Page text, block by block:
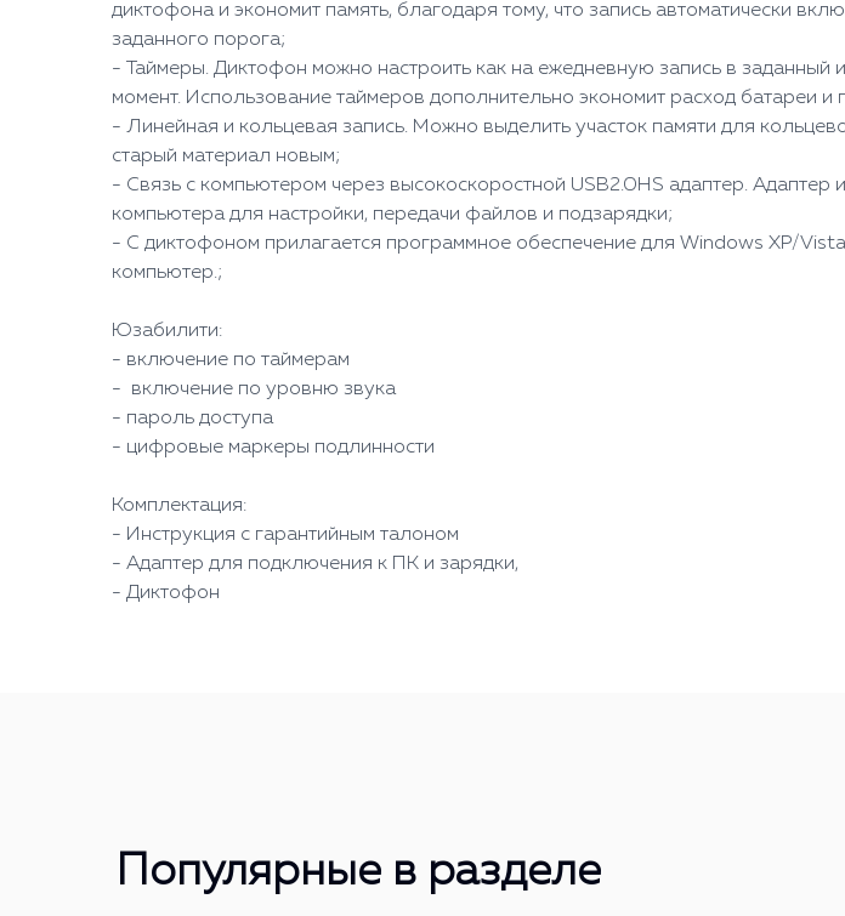
диктофона и экономит память, благодаря тому, что запись автоматически
заданного порога;
- Таймеры. Диктофон можно настроить как на ежедневную запись в заданный
момент. Использование таймеров дополнительно экономит расход батареи
- Линейная и кольцевая запись. Можно выделить участок памяти для
старый материал новым;
- Связь с компьютером через высокоскоростной USB2.0HS адаптер. Адаптер
компьютера для настройки, передачи файлов и подзарядки;
- С диктофоном прилагается программное обеспечение для Windows XP/
компьютер.;
Юзабилити:
- включение по таймерам
- включение по уровню звука
- пароль доступа
- цифровые маркеры подлинности
Комплектация:
- Инструкция с гарантийным талоном
- Адаптер для подключения к ПК и зарядки,
- Диктофон
Популярные в разделе